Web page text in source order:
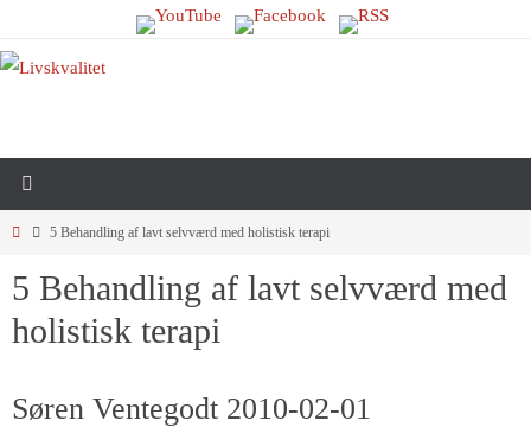
to
Home5 Behandling af lavt selvværd med holistisk terapi
5 Behandling af lavt selvværd med
holistisk terapi
Søren Ventegodt 2010-02-01